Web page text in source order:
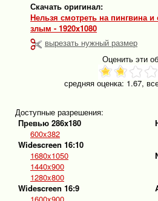
Скачать оригинал:
Нельзя смотреть на пингвина и оставаться
злым - 1920x1080
вырезать нужный размер
Оценить эти
средняя оценка: 1.67,
Доступные разрешения:
Превью 286x180
600x382
Widescreen 16:10
1680x1050
1440x900
1280x800
Widescreen 16:9
1600x900